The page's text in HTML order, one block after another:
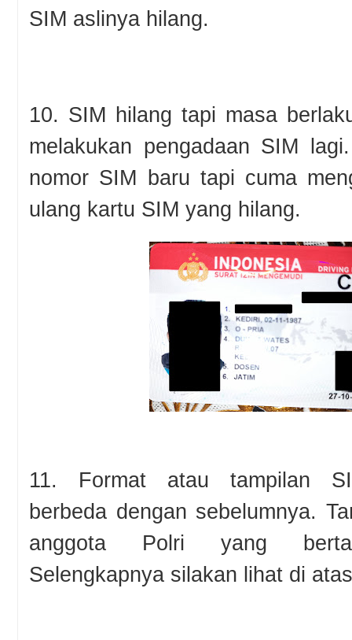
SIM aslinya hilang.
10. SIM hilang tapi masa
melakukan pengadaan SIM
nomor SIM baru tapi cuma
ulang kartu SIM yang hilang.
11. Format atau tampilan
berbeda dengan sebelumnya.
anggota Polri yang
Selengkapnya silakan lihat di